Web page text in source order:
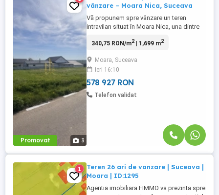
Promovat 3
vânzare – Moara Nica, Suceava
Vă propunem spre vânzare un teren
intravilan situat în Moara Nica, una dintre
rezidențiale din proximitatea municipiului
totală de 1.699 mp și beneficiază de un
front stradal generos de 76 metri liniari,
aspect ce oferă multiple ...
340,75 RON/m2| 1,699 m2
Moara, Suceava
ieri 16:10
578 927 RON
Telefon validat
1
Teren 26 ari de vanzare | Suceava |
Moara | ID:1295
Agentia imobiliara FIMMO va prezinta spre